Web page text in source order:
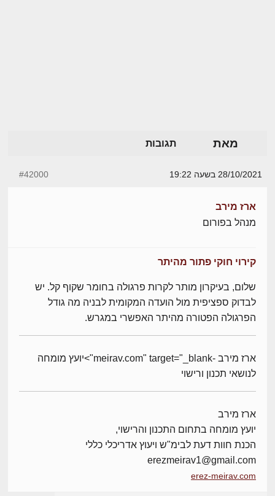
מאת תגובות
28/10/2021 בשעה 19:22 #42000
ארז מירב
מנהל בפורום
קירוי חוקי פתור מהיתר
שלום, בעיקרון מותר לקרות פרגולה בחומר שקוף קל. יש
לבדוק ספציפית מול הועדה המקומית לבניה מה גודל
הפרגולה הפטורה מהיתר האפשרי במגרש.
ארז מירב -meirav.com" target="_blank">יועץ מומחה
לנושאי תכנון ורישוי
ארז מירב
יועץ מומחה בתחום התכנון והרישוי,
הכנת חוות דעת לבימ"ש ויעוץ אדריכלי כללי
erezmeirav1@gmail.com
erez-meirav.com